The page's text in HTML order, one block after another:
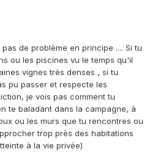
de problème en principe .... Si tu
ou les piscines vu le temps qu'il
vignes très denses , si tu
pu passer et respecte les
je vois pas comment tu
te baladant dans la campagne, à
ou les murs que tu rencontres ou
trop près des habitations
à la vie privée)